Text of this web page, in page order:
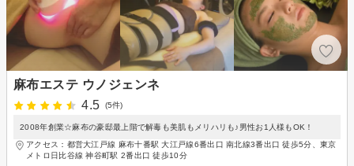
麻布エステ ウノジェンネ
4.5
(5件)
2008年創業☆麻布の豪邸最上階で解毒も美肌もメリハリも♪男性お1人様もOK！
アクセス：都営大江戸線 麻布十番駅 大江戸線6番出口 南北線3番出口 徒歩5分、東京
メトロ日比谷線 神谷町駅 2番出口 徒歩10分